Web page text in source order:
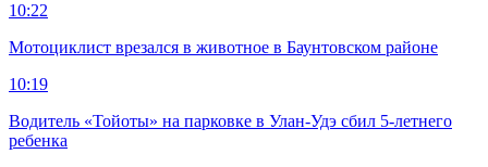
10:22
Мотоциклист врезался в животное в Баунтовском районе
10:19
Водитель «Тойоты» на парковке в Улан-Удэ сбил 5-летнего
ребенка